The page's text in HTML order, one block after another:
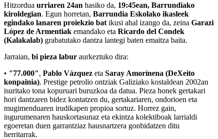
Hitzordua urriaren 24an hasiko da, 19:45ean, Barrundiako
kiroldegian. Egun horretan, Barrundia Eskolako ikasleek
egindako lanaren proiekzio bat ikusi ahal izango da, zeina Garazi
López de Armentiak emandako eta Ricardo del Condek
(Kalakalab) grabatutako dantza lantegi baten emaitza baita.
Jarraian, bi pieza labur aurkeztuko dira:
• "77.000", Pablo Vázquez eta Saray Amorínena (DeXeito
konpainia). Prestige petrolio ontziak Galiziako kostaldean 2002an
isuritako tona kopuruari buruzkoa da datua. Pieza honek gertakari
hori dantzaren bidez kontatzen du, gertakariaren, ondorioen eta
mugimenduaren irudikapen propioa sortuz. Horrez gain,
ingurumenaren hauskortasunaz eta ekintza kolektiboak larrialdi
egoeretan duen garrantziaz hausnartzera gonbidatzen ditu
herritarrak.